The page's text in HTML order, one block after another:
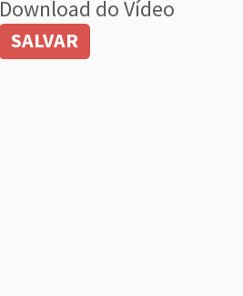
Download do Vídeo
SALVAR